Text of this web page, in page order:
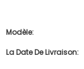
Modèle:
La Date De Livraison: